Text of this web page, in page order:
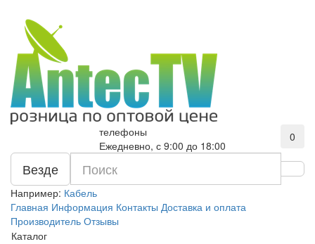
телефоны
Ежедневно, с 9:00 до 18:00
0
Везде
Например: Кабель
Главная Информация Контакты Доставка и оплата
Производитель Отзывы
Каталог